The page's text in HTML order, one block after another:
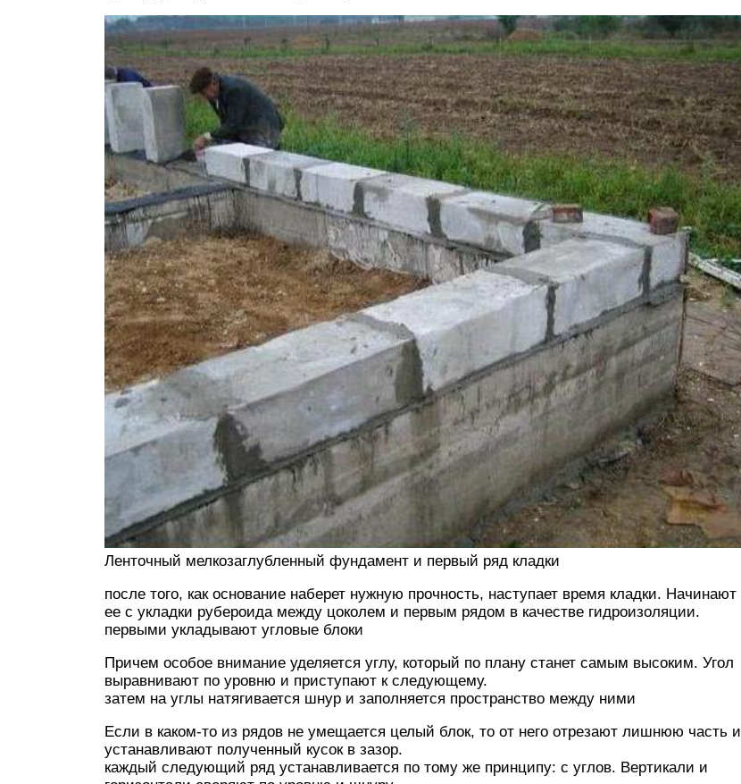
Ленточный мелкозаглубленный фундамент и первый ряд кладки
после того, как основание наберет нужную прочность, наступает время кладки. Начинают
ее с укладки рубероида между цоколем и первым рядом в качестве гидроизоляции.
первыми укладывают угловые блоки
Причем особое внимание уделяется углу, который по плану станет самым высоким. Угол
выравнивают по уровню и приступают к следующему.
затем на углы натягивается шнур и заполняется пространство между ними
Если в каком-то из рядов не умещается целый блок, то от него отрезают лишнюю часть и
устанавливают полученный кусок в зазор.
каждый следующий ряд устанавливается по тому же принципу: с углов. Вертикали и